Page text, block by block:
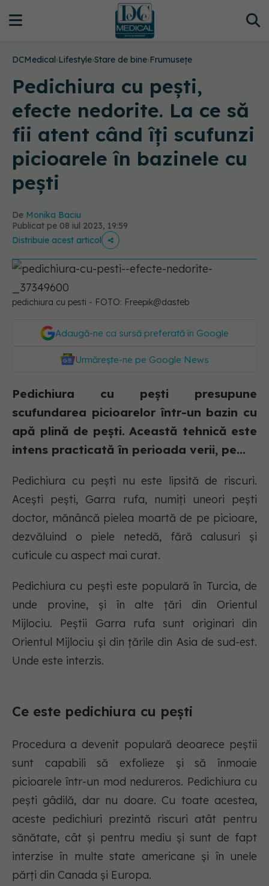
DCMedical›Lifestyle›Stare de bine›Frumusețe
Pedichiura cu pești,
efecte nedorite. La ce să
fii atent când îți scufunzi
picioarele în bazinele cu
pești
De Monika Baciu
Publicat pe 08 iul 2023, 19:59
Distribuie acest articol
pedichiura cu pesti - FOTO: Freepik@dasteb
Adaugă-ne ca sursă preferată în Google
Urmărește-ne pe Google News
Pedichiura cu pești presupune
scufundarea picioarelor într-un bazin cu
apă plină de pești. Această tehnică este
intens practicată în perioada verii, pe...
Pedichiura cu pești nu este lipsită de riscuri.
Acești pești, Garra rufa, numiți uneori pești
doctor, mănâncă pielea moartă de pe picioare,
dezvăluind o piele netedă, fără calusuri și
cuticule cu aspect mai curat.
Pedichiura cu pești este populară în Turcia, de
unde provine, și în alte țări din Orientul
Mijlociu. Peștii Garra rufa sunt originari din
Orientul Mijlociu și din țările din Asia de sud-est.
Unde este interzis.
Ce este pedichiura cu pești
Procedura a devenit populară deoarece peștii
sunt capabili să exfolieze și să înmoaie
picioarele într-un mod nedureros. Pedichiura cu
pești gâdilă, dar nu doare. Cu toate acestea,
aceste pedichiuri prezintă riscuri atât pentru
sănătate, cât și pentru mediu și sunt de fapt
interzise în multe state americane și în unele
părți din Canada și Europa.